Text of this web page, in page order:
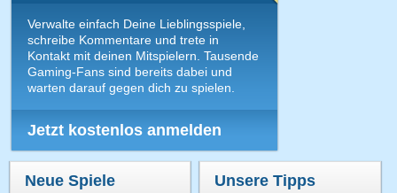
Verwalte einfach Deine Lieblingsspiele,
schreibe Kommentare und trete in
Kontakt mit deinen Mitspielern. Tausende
Gaming-Fans sind bereits dabei und
warten darauf gegen dich zu spielen.
Jetzt kostenlos anmelden
Neue Spiele Unsere Tipps